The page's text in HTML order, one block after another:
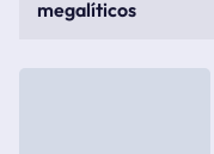
megalíticos